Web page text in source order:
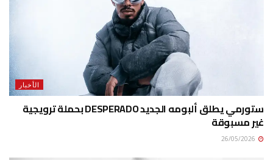
الأخبار
ستورمي يطلق ألبومه الجديد DESPERADO بحملة ترويجية
غير مسبوقة